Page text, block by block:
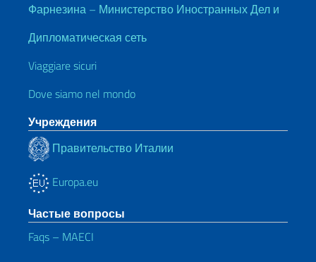
Фарнезина – Министерство Иностранных Дел и
Дипломатическая сеть
Viaggiare sicuri
Dove siamo nel mondo
Учреждения
Правительство Италии
Europa.eu
Частые вопросы
Faqs – MAECI